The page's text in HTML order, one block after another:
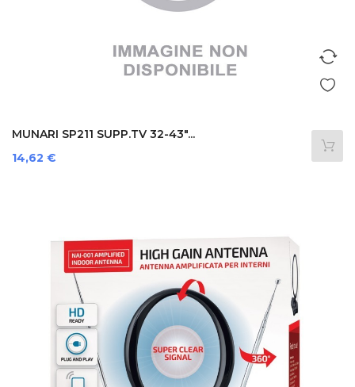
MUNARI SP211 SUPP.TV 32-43"...
Prezzo
14,62 €